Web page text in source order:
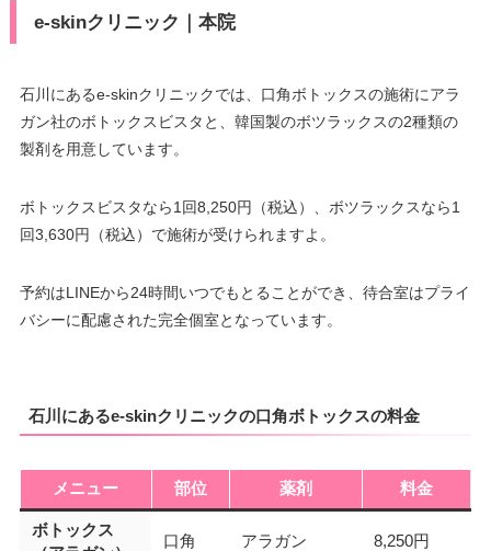
e-skinクリニック｜本院
石川にあるe-skinクリニックでは、口角ボトックスの施術にアラ
ガン社のボトックスビスタと、韓国製のボツラックスの2種類の
製剤を用意しています。
ボトックスビスタなら1回8,250円（税込）、ボツラックスなら1
回3,630円（税込）で施術が受けられますよ。
予約はLINEから24時間いつでもとることができ、待合室はプライ
バシーに配慮された完全個室となっています。
石川にあるe-skinクリニックの口角ボトックスの料金
メニュー 部位 薬剤 料金
ボトックス
口角 アラガン 8,250円